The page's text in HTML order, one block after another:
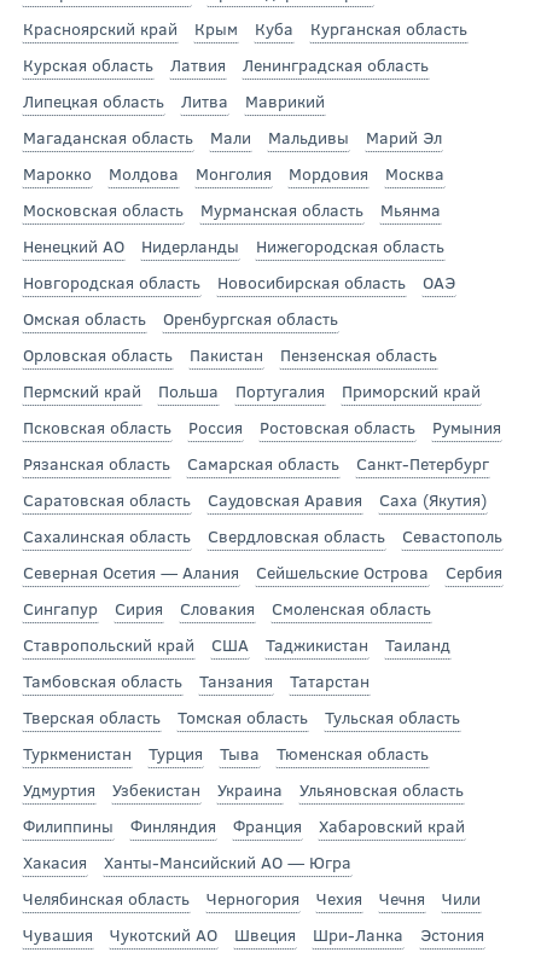
Красноярский край
Крым Куба
Курганская область
Курская область
Латвия
Ленинградская область
Липецкая область
Литва
Маврикий
Магаданская область
Мали Мальдивы
Марий Эл
Марокко
Молдова Монголия Мордовия
Москва
Московская область
Мурманская область
Мьянма
Ненецкий АО
Нидерланды
Нижегородская область
Новгородская область
Новосибирская область
ОАЭ
Омская область
Оренбургская область
Орловская область
Пакистан
Пензенская область
Пермский край
Польша Португалия
Приморский край
Псковская область
Россия Ростовская область
Румыния
Рязанская область
Самарская область
Санкт-Петербург
Саратовская область
Саудовская Аравия
Саха (Якутия)
Сахалинская область
Свердловская область
Севастополь
Северная Осетия — Алания
Сейшельские Острова
Сербия
Сингапур
Сирия Словакия
Смоленская область
Ставропольский край
США Таджикистан
Таиланд
Тамбовская область
Танзания
Татарстан
Тверская область
Томская область
Тульская область
Туркменистан
Турция Тыва
Тюменская область
Удмуртия
Узбекистан Украина
Ульяновская область
Филиппины
Финляндия Франция
Хабаровский край
Хакасия
Ханты-Мансийский АО — Югра
Челябинская область
Черногория Чехия Чечня
Чили
Чувашия
Чукотский АО Швеция Шри-Ланка
Эстония